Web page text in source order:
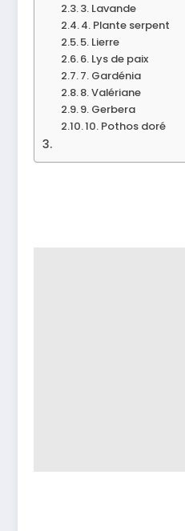
3. Lavande
4. Plante serpent
5. Lierre
6. Lys de paix
7. Gardénia
8. Valériane
9. Gerbera
10. Pothos doré